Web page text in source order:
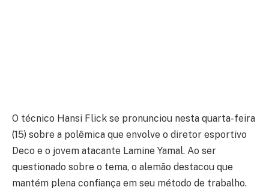
O técnico Hansi Flick se pronunciou nesta quarta-feira
(15) sobre a polêmica que envolve o diretor esportivo
Deco e o jovem atacante Lamine Yamal. Ao ser
questionado sobre o tema, o alemão destacou que
mantém plena confiança em seu método de trabalho.